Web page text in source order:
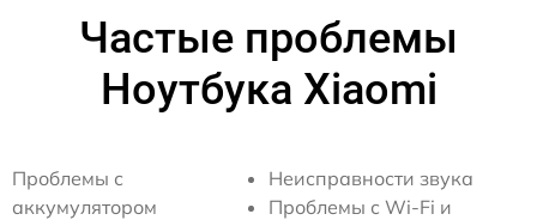
Частые проблемы
Ноутбука Xiaomi
Проблемы с
аккумулятором
Неисправности звука
Проблемы с Wi-Fi и